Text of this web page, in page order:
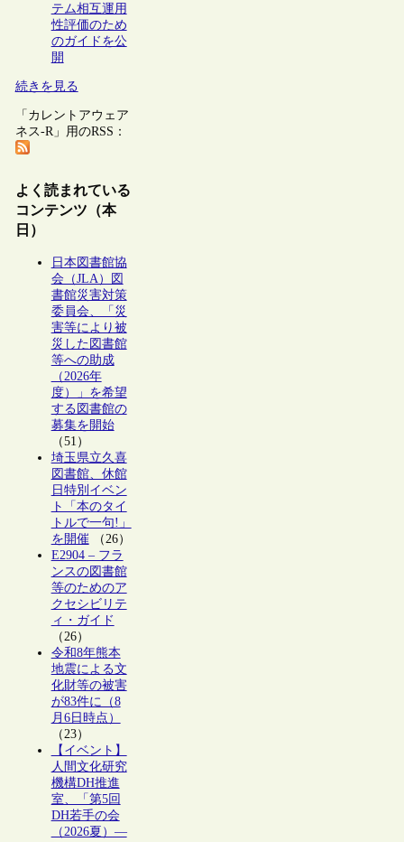
テム相互運用
性評価のため
のガイドを公
開
続きを見る
「カレントアウェア
ネス-R」用のRSS：
よく読まれている
コンテンツ（本
日）
日本図書館協
会（JLA）図
書館災害対策
委員会、「災
害等により被
災した図書館
等への助成
（2026年
度）」を希望
する図書館の
募集を開始
（51）
埼玉県立久喜
図書館、休館
日特別イベン
ト「本のタイ
トルで一句!」
を開催（26）
E2904 – フラ
ンスの図書館
等のためのア
クセシビリテ
ィ・ガイド
（26）
令和8年熊本
地震による文
化財等の被害
が83件に（8
月6日時点）
（23）
【イベント】
人間文化研究
機構DH推進
室、「第5回
DH若手の会
（2026夏）―